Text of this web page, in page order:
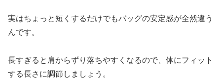
実はちょっと短くするだけでもバッグの安定感が全然違う
んです。
長すぎると肩からずり落ちやすくなるので、体にフィット
する長さに調節しましょう。